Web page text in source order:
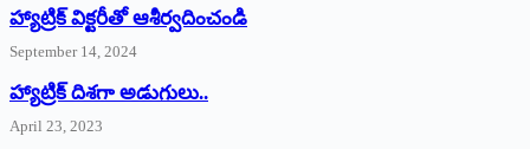
హ్యాట్రిక్‌ ‌విక్టరీతో ఆశీర్వదించండి
September 14, 2024
‌హ్యాట్రిక్‌ ‌దిశగా అడుగులు..
April 23, 2023